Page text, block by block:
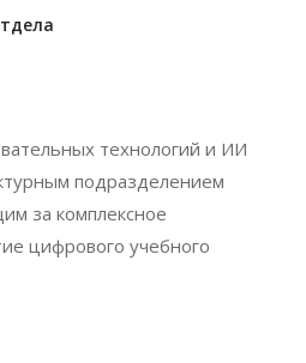
технологий и ИИ
подразделением
за комплексное
цифрового учебного